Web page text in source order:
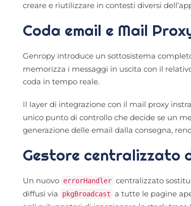
creare e riutilizzare in contesti diversi
Coda email e Mail
Genropy introduce un sottosistema
memorizza i messaggi in uscita con il
coda in tempo reale.
Il layer di integrazione con il mail proxy
unico punto di controllo che decide se un
generazione delle email dalla consegna,
Gestore centralizzato
Un nuovo errorHandler centralizzato
diffusi via
pkgBroadcast a tutte le pagine